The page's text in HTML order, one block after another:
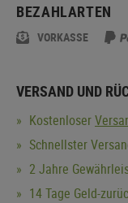
BEZAHLARTEN
VORKASSE
VERSAND UND
Kostenloser
Schnellster
2 Jahre
14 Tage Geld-